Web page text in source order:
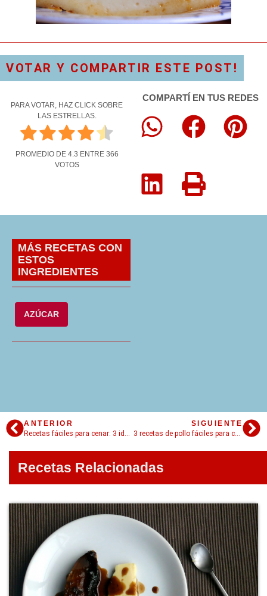
VOTAR Y COMPARTIR ESTE POST!
PARA VOTAR, HAZ CLICK SOBRE
LAS ESTRELLAS.
PROMEDIO DE 4.3 ENTRE 366
VOTOS
COMPARTÍ EN TUS REDES
MÁS RECETAS CON
ESTOS
INGREDIENTES
AZÚCAR
ANTERIOR
SIGUIENTE
3 recetas de pollo fáciles para cocinar en casa
Recetas Relacionadas